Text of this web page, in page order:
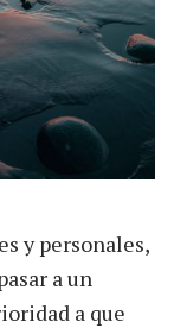
y personales,
a un
a que